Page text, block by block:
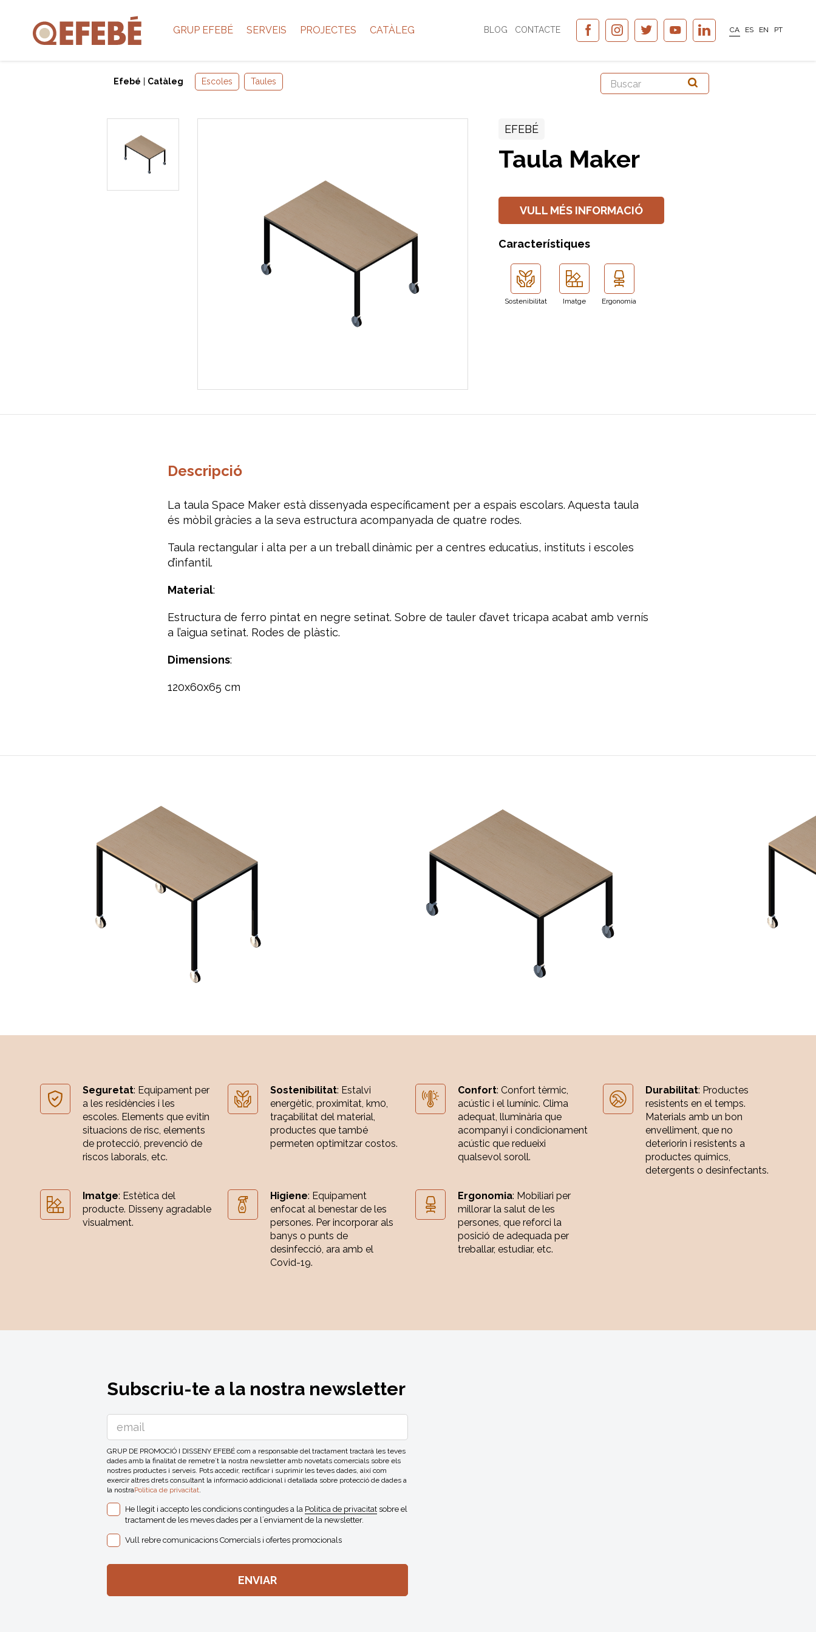
GRUP EFEBÉ SERVEIS PROJECTES CATÀLEG BLOG CONTACTE CA ES EN PT
Efebé Catàleg Escoles Taules
EFEBÉ
Taula Maker
VULL MÉS INFORMACIÓ
Característiques
Sostenibilitat Imatge Ergonomia
Descripció
La taula Space Maker està dissenyada específicament per a espais escolars. Aquesta taula
és mòbil gràcies a la seva estructura acompanyada de quatre rodes.
Taula rectangular i alta per a un treball dinàmic per a centres educatius, instituts i escoles
d’infantil.
Material:
Estructura de ferro pintat en negre setinat. Sobre de tauler d’avet tricapa acabat amb vernís
a l’aigua setinat. Rodes de plàstic.
Dimensions:
120x60x65 cm
Seguretat: Equipament per
a les residències i les
escoles. Elements que evitin
situacions de risc, elements
de protecció, prevenció de
riscos laborals, etc.
Sostenibilitat: Estalvi
energètic, proximitat, km0,
traçabilitat del material,
productes que també
permeten optimitzar costos.
Confort: Confort tèrmic,
acústic i el lumínic. Clima
adequat, lluminària que
acompanyi i condicionament
acústic que redueixi
qualsevol soroll.
Durabilitat: Productes
resistents en el temps.
Materials amb un bon
envelliment, que no
deteriorin i resistents a
productes químics,
detergents o desinfectants.
Imatge: Estètica del
producte. Disseny agradable
visualment.
Higiene: Equipament
enfocat al benestar de les
persones. Per incorporar als
banys o punts de
desinfecció, ara amb el
Covid-19.
Ergonomia: Mobiliari per
millorar la salut de les
persones, que reforci la
posició de adequada per
treballar, estudiar, etc.
Subscriu-te a la nostra newsletter
GRUP DE PROMOCIÓ I DISSENY EFEBÉ com a responsable del tractament tractarà les teves
dades amb la finalitat de remetre´t la nostra newsletter amb novetats comercials sobre els
nostres productes i serveis. Pots accedir, rectificar i suprimir les teves dades, així com
exercir altres drets consultant la informació addicional i detallada sobre protecció de dades a
la nostraPolitica de privacitat.
He llegit i accepto les condicions contingudes a la Politica de privacitatsobre el
tractament de les meves dades per a l´enviament de la newsletter.
Vull rebre comunicacions Comercials i ofertes promocionals